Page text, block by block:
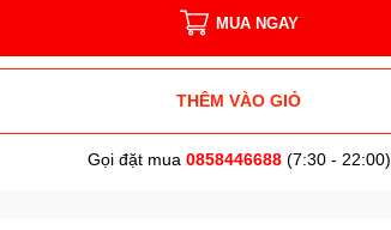
MUA NGAY
THÊM VÀO GIỎ
Gọi đặt mua 0858446688(7:30 - 22:00)